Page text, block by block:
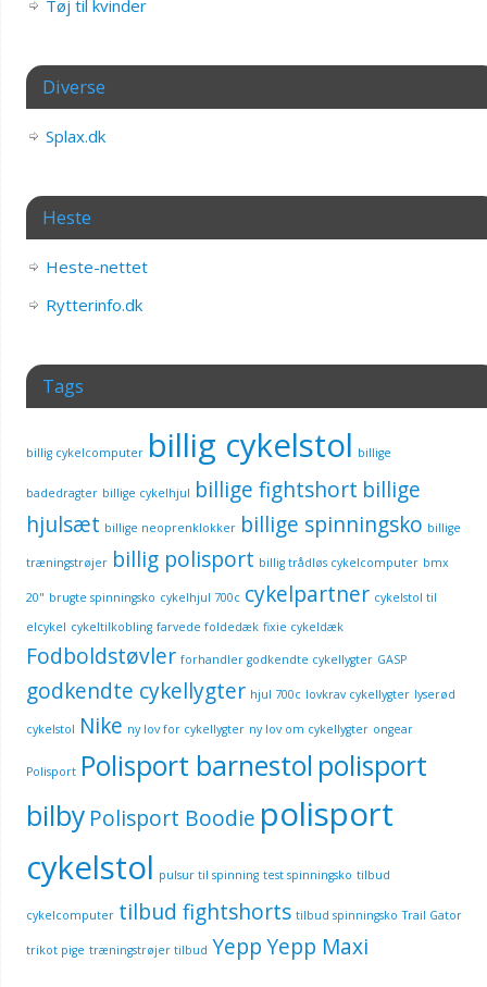
Tøj til kvinder
Diverse
Splax.dk
Heste
Heste-nettet
Rytterinfo.dk
Tags
billig cykelcomputer billig cykelstol billige
badedragter billige cykelhjul billige fightshort billige
hjulsæt billige neoprenklokker billige spinningsko billige
træningstrøjer billig polisport billig trådløs cykelcomputer bmx
20" brugte spinningsko cykelhjul 700c cykelpartner cykelstol til
elcykel cykeltilkobling farvede foldedæk fixie cykeldæk
Fodboldstøvler forhandler godkendte cykellygter GASP
godkendte cykellygter hjul 700c lovkrav cykellygter lyserød
cykelstol Nike ny lov for cykellygter ny lov om cykellygter ongear
Polisport Polisport barnestol polisport
bilby Polisport Boodie polisport
cykelstol pulsur til spinning test spinningsko tilbud
cykelcomputer tilbud fightshorts tilbud spinningsko Trail Gator
trikot pige træningstrøjer tilbud YeppYepp Maxi